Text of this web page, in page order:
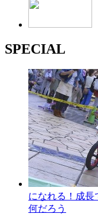
SPECIAL
になれる！成長
何だろう